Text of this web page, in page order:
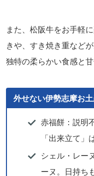
また、松阪牛をお手軽
きや、すき焼き重など
独特の柔らかい食感と
外せない伊勢志摩お土
赤福餅：説明
「出来立て」
シェル・レー
ーヌ。日持ち